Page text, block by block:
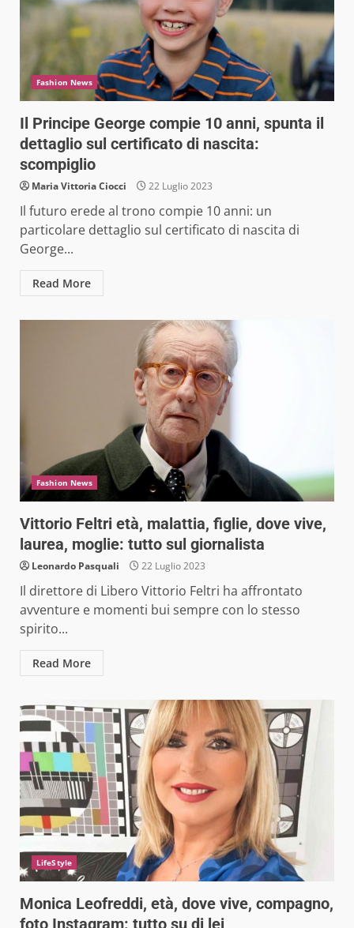
Fashion News
Il Principe George compie 10 anni, spunta il
dettaglio sul certificato di nascita:
scompiglio
Maria Vittoria Ciocci 22 Luglio 2023
Il futuro erede al trono compie 10 anni: un
particolare dettaglio sul certificato di nascita di
George...
Read More
Fashion News
Vittorio Feltri età, malattia, figlie, dove vive,
laurea, moglie: tutto sul giornalista
Leonardo Pasquali 22 Luglio 2023
Il direttore di Libero Vittorio Feltri ha affrontato
avventure e momenti bui sempre con lo stesso
spirito...
Read More
LifeStyle
Monica Leofreddi, età, dove vive, compagno,
foto Instagram: tutto su di lei